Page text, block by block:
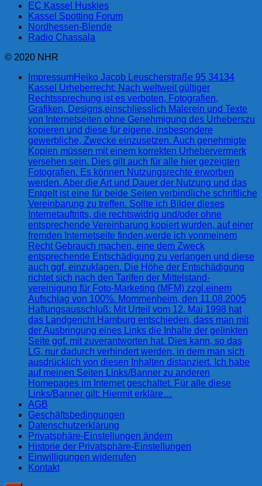
EC Kassel Huskies
Kassel Spotting Forum
Nordhessen-Blende
Radio Chassala
© 2020 NHR
ImpressumHeiko Jacob Leuscherstraße 95 34134
Kassel Urheberrecht: Nach weltweit gültiger
Rechtssprechung ist es verboten, Fotografien,
Grafiken, Designs,einschliesslich Malerein und Texte
von Internetseiten ohne Genehmigung des Urheberszu
kopieren und diese für eigene, insbesondere
gewerbliche, Zwecke einzusetzen. Auch genehmigte
Kopien müssen mit einem korrekten Urhebervermerk
versehen sein. Dies gilt auch für alle hier gezeigten
Fotografien. Es können Nutzungsrechte erworben
werden. Aber die Art und Dauer der Nutzung und das
Entgelt ist eine für beide Seiten verbindliche schriftliche
Vereinbarung zu treffen. Sollte ich Bilder dieses
Internetauftritts, die rechtswidrig und/oder ohne
entsprechende Vereinbarung kopiert wurden, auf einer
fremden Internetseite finden,werde ich vonmeinem
Recht Gebrauch machen, eine dem Zweck
entsprechende Entschädigung zu verlangen und diese
auch ggf. einzuklagen. Die Höhe der Entschädigung
richtet sich nach den Tarifen der Mittelstand-
vereinigung für Foto-Marketing (MFM) zzgl.einem
Aufschlag von 100%. Mommenheim, den 11.08.2005
Haftungsausschluß: Mit Urteil vom 12. Mai 1998 hat
das Landgericht Hamburg entschieden, dass man mit
der Ausbringung eines Links die Inhalte der gelinkten
Seite ggf. mit zuverantworten hat. Dies kann, so das
LG, nur dadurch verhindert werden, in dem man sich
ausdrücklich von diesen Inhalten distanziert. Ich habe
auf meinen Seiten Links/Banner zu anderen
Homepages im Internet geschaltet. Für alle diese
Links/Banner gilt: Hiermit erkläre…
AGB
Geschäftsbedingungen
Datenschutzerklärung
Privatsphäre-Einstellungen ändern
Historie der Privatsphäre-Einstellungen
Einwilligungen widerrufen
Kontakt